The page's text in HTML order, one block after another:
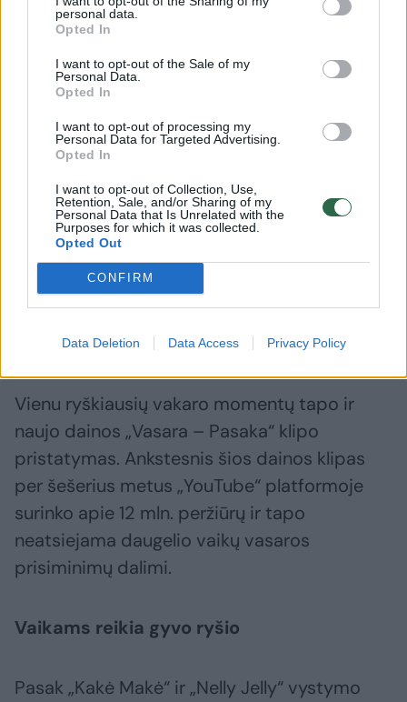
personal data.
Opted In
I want to opt-out of the Sale of my
Personal Data.
Opted In
I want to opt-out of processing my
Personal Data for Targeted Advertising.
Opted In
I want to opt-out of Collection, Use,
Retention, Sale, and/or Sharing of my
Personal Data that Is Unrelated with the
Purposes for which it was collected.
Opted Out
CONFIRM
Data Deletion Data Access Privacy Policy
pasaulis
Premjeros metu žiūrovai išvydo ir
atsinaujinusį Kakės Makės pasaulį. Didžiajame
ekrane pasirodė naujai atkurti 3D personažai:
Kakė Makė, Netvarkos nykštukas, Mamaisa ir
Šis pasaulio atnaujinimas yra platesnės „Kakė
Makė“ ir „Nelly Jelly“ plėtros dalis, kuriama
kartu su britų studija „3Megos“ ir tarptautine
kūrybine komanda, tarp kurios – ir „Emmy“
apdovanojimais įvertinti profesionalai.
Vienu ryškiausių vakaro momentų tapo ir
naujo dainos „Vasara – Pasaka“ klipo
pristatymas. Ankstesnis šios dainos klipas
per šešerius metus „YouTube“ platformoje
surinko apie 12 mln. peržiūrų ir tapo
neatsiejama daugelio vaikų vasaros
prisiminimų dalimi.
Vaikams reikia gyvo ryšio
Pasak „Kakė Makė“ ir „Nelly Jelly“ vystymo